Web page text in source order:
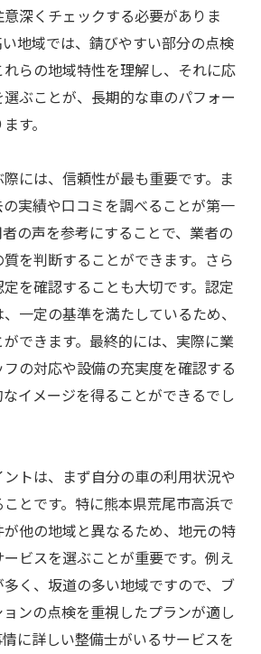
深くチェックする必要がありま
地域では、錆びやすい部分の点検
らの地域特性を理解し、それに応
ぶことが、長期的な車のパフォー
す。
には、信頼性が最も重要です。ま
実績や口コミを調べることが第一
の声を参考にすることで、業者の
を判断することができます。さら
を確認することも大切です。認定
一定の基準を満たしているため、
できます。最終的には、実際に業
の対応や設備の充実度を確認する
イメージを得ることができるでし
トは、まず自分の車の利用状況や
とです。特に熊本県荒尾市高浜で
他の地域と異なるため、地元の特
ビスを選ぶことが重要です。例え
く、坂道の多い地域ですので、ブ
ンの点検を重視したプランが適し
に詳しい整備士がいるサービスを